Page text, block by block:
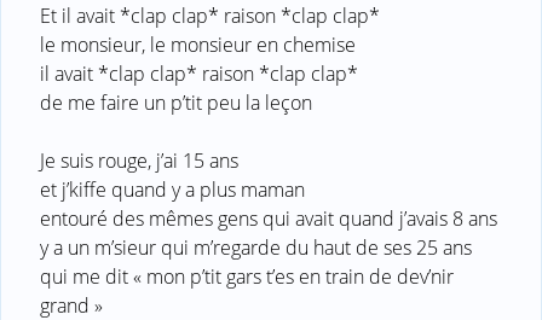
Et il avait *clap clap* raison *clap clap*
le monsieur, le monsieur en chemise
il avait *clap clap* raison *clap clap*
de me faire un p’tit peu la leçon
Je suis rouge, j’ai 15 ans
et j’kiffe quand y a plus maman
entouré des mêmes gens qui avait quand j’avais 8 ans
y a un m’sieur qui m’regarde du haut de ses 25 ans
qui me dit « mon p’tit gars t’es en train de dev’nir
grand »